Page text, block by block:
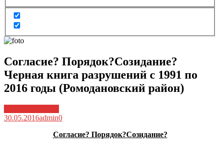
Согласие? Порядок?Созидание?
Черная книга разрушений с 1991 по
2016 годы (Ромодановский район)
30.05.2016admin0
Согласие? Порядок?Созидание?